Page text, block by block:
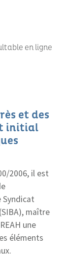
en ligne
et des
initial
2006, il est
Syndicat
maître
une
éléments